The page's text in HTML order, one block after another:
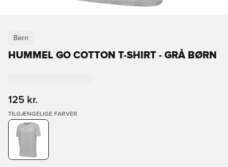
Børn
HUMMEL GO COTTON T-SHIRT - GRÅ BØRN
125 kr.
TILGÆNGELIGE FARVER